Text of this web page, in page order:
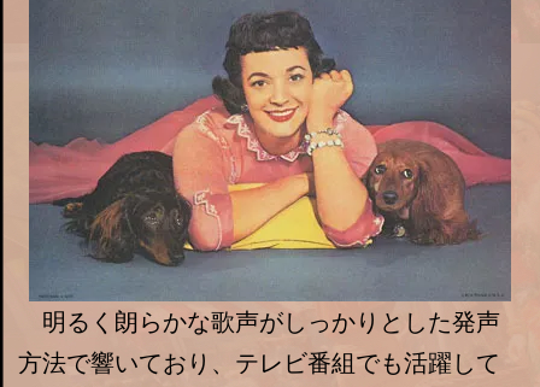
明るく朗らかな歌声がしっかりとした発声
方法で響いており、テレビ番組でも活躍して